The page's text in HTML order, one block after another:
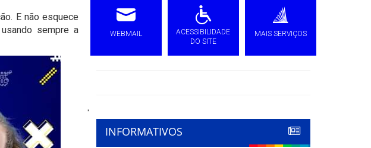
E não esquece
sempre a
WEBMAIL
ACESSIBILIDADE
DO SITE
MAIS SERVIÇOS
'
INFORMATIVOS